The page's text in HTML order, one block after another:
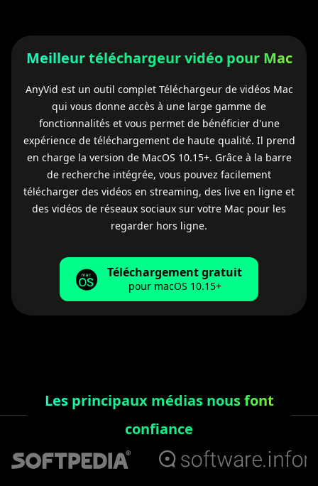
Meilleur téléchargeur vidéo pour Mac
AnyVid est un outil complet Téléchargeur de vidéos Mac
qui vous donne accès à une large gamme de
fonctionnalités et vous permet de bénéficier d'une
expérience de téléchargement de haute qualité. Il prend
en charge la version de MacOS 10.15+. Grâce à la barre
de recherche intégrée, vous pouvez facilement
télécharger des vidéos en streaming, des live en ligne et
des vidéos de réseaux sociaux sur votre Mac pour les
regarder hors ligne.
Téléchargement gratuit
pour macOS 10.15+
Les principaux médias nous font
confiance
1